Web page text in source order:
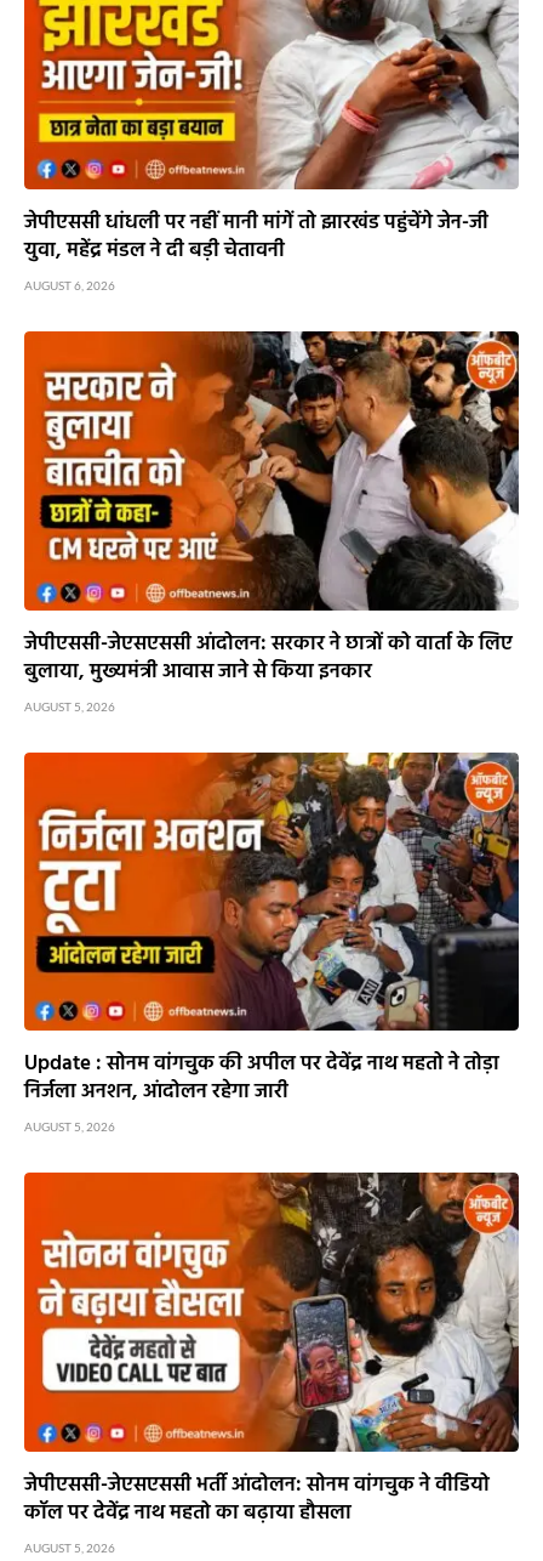
जेपीएससी धांधली पर नहीं मानी मांगें तो झारखंड पहुंचेंगे जेन-जी
युवा, महेंद्र मंडल ने दी बड़ी चेतावनी
AUGUST 6, 2026
जेपीएससी-जेएसएससी आंदोलन: सरकार ने छात्रों को वार्ता के लिए
बुलाया, मुख्यमंत्री आवास जाने से किया इनकार
AUGUST 5, 2026
Update : सोनम वांगचुक की अपील पर देवेंद्र नाथ महतो ने तोड़ा
निर्जला अनशन, आंदोलन रहेगा जारी
AUGUST 5, 2026
जेपीएससी-जेएसएससी भर्ती आंदोलन: सोनम वांगचुक ने वीडियो
कॉल पर देवेंद्र नाथ महतो का बढ़ाया हौसला
AUGUST 5, 2026